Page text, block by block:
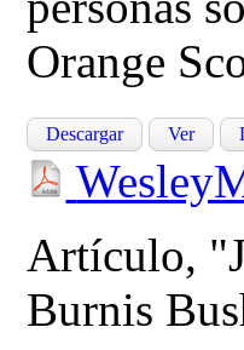
Orange
Descargar Ver
Artículo,
Burnis